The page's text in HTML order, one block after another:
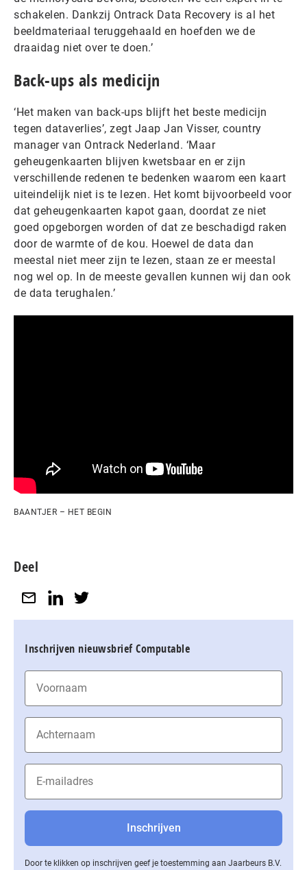
schakelen. Dankzij Ontrack Data Recovery is al het
beeldmateriaal teruggehaald en hoefden we de
draaidag niet over te doen.’
Back-ups als medicijn
‘Het maken van back-ups blijft het beste medicijn
tegen dataverlies’, zegt Jaap Jan Visser, country
manager van Ontrack Nederland. ‘Maar
geheugenkaarten blijven kwetsbaar en er zijn
verschillende redenen te bedenken waarom een kaart
uiteindelijk niet is te lezen. Het komt bijvoorbeeld voor
dat geheugenkaarten kapot gaan, doordat ze niet
goed opgeborgen worden of dat ze beschadigd raken
door de warmte of de kou. Hoewel de data dan
meestal niet meer zijn te lezen, staan ze er meestal
nog wel op. In de meeste gevallen kunnen wij dan ook
de data terughalen.’
BAANTJER – HET BEGIN
Deel
Inschrijven nieuwsbrief Computable
Door te klikken op inschrijven geef je toestemming aan Jaarbeurs B.V.